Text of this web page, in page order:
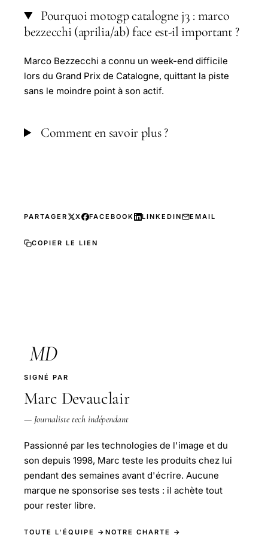
Pourquoi motogp catalogne j3 : marco
bezzecchi (aprilia/ab) face est-il important ?
Marco Bezzecchi a connu un week-end difficile
lors du Grand Prix de Catalogne, quittant la piste
sans le moindre point à son actif.
Comment en savoir plus ?
PARTAGER X FACEBOOK LINKEDIN EMAIL
COPIER LE LIEN
MD
SIGNÉ PAR
Marc Devauclair
— Journaliste tech indépendant
Passionné par les technologies de l'image et du
son depuis 1998, Marc teste les produits chez lui
pendant des semaines avant d'écrire. Aucune
marque ne sponsorise ses tests : il achète tout
pour rester libre.
TOUTE L'ÉQUIPE → NOTRE CHARTE →